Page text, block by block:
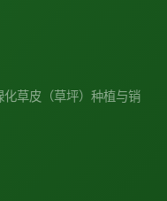
草皮（草坪）种植与销